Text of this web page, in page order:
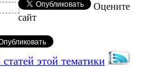
Оцените
сайт
этой тематики